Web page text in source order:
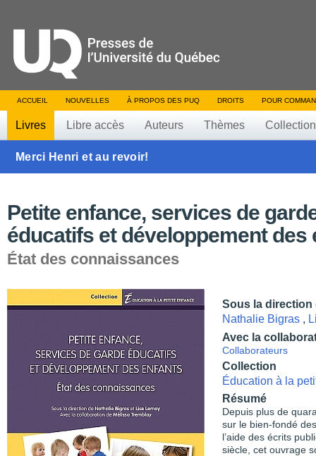
ACCUEIL NOUVELLES À PROPOS DES PUQ DROITS POUR
Livres Libre accès Auteurs Thèmes
Merci Henri et au revoir!
Petite enfance, services de
éducatifs et développement des
État des connaissances
Sous la direction
Nathalie Bigras ,
Avec la
Collaborateurs
Collection
Éducation à la
Résumé
Depuis plus de
sur le bien-fondé
l’aide des écrits
siècle, cet ouvrage